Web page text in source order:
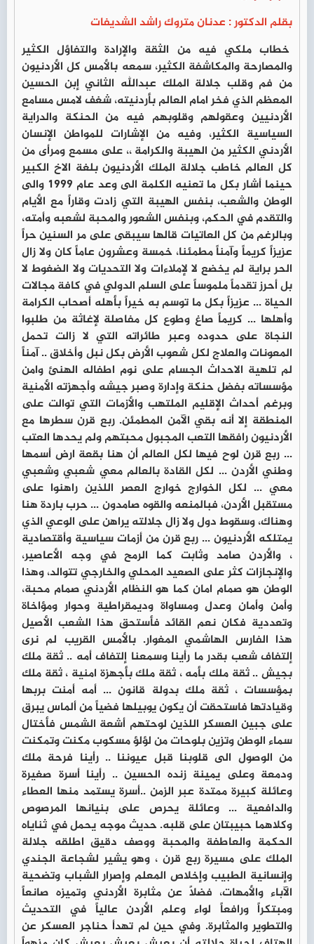
بقلم الدكتور : عدنان متروك راشد الشديفات
خطاب ملكي فيه من الثقة والإرادة والتفاؤل الكثير
والمصارحة والمكاشفة الكثير، سمعه بالأمس كل الأردنيون
من فم وقلب جلالة الملك عبدالله الثاني إبن الحسين
المعظم الذي فخر امام العالم بأردنيته، شغف لامس مسامع
الأردنيين وعقولهم وقلوبهم فيه من الحنكة والدراية
السياسية الكثير، وفيه من الإشارات للمواطن الإنسان
الأردني الكثير من الهيبة والكرامة ،، على مسمع ومرأى من
كل العالم خاطب جلالة الملك الأردنيون بلغة الاخ الكبير
حينما أشار بكل ما تعنيه الكلمة الى وعد عام 1999 والى
الوطن والشعب، بنفس الهيبة التي زادت وقاراً مع الأيام
والتقدم في الحكم، وبنفس الشعور والمحبة لشعبه وأمته،
وبالرغم من كل العاتيات قالها سيبقى على مر السنين حراً
عزيزاً كريماً وآمناً مطمئنا، خمسة وعشرون عاماً كان ولا زال
الحر براية لم يخضع لا لإملاءات ولا التحديات ولا الضغوط لا
بل أحرز تقدماً ملموساً على السلم الدولي في كافة مجالات
الحياة ... عزيزاً بكل ما توسم به خيراً بأهله أصحاب الكرامة
وأهلها ... كريماً صاغ وطوع كل مفاصلة لإغاثة من طلبوا
النجاة على حدوده وعبر طائراته التي لا زالت تحمل
المعونات والعلاج لكل شعوب الأرض بكل نبل وأخلاق .. آمناً
لم تلهية الاحداث الجسام على نوم اطفاله الهنئ وامن
مؤسساته بفضل حنكة وإدارة وصبر جيشه وأجهزته الأمنية
وبرغم أحداث الإقليم الملتهب والأزمات التي توالت على
المنطقة إلا أنه بقي الآمن المطمئن. ربع قرن سطرها مع
الأردنيون رافقها التعب المجبول محبتهم ولم يحدها العتب
... ربع قرن لوح فيها لكل العالم أن هنا بقعة ارض أسمها
وطني الأردن ... لكل القادة بالعالم معي شعبي وشعبي
معي ... لكل الخوارج خوارج العصر اللذين راهنوا على
مستقبل الأردن، فبالمنعه والقوه صامدون ... حرب باردة هنا
وهناك، وسقوط دول ولا زال جلالته يراهن على الوعي الذي
يمتلكه الأردنيون ... ربع قرن من أزمات سياسية وأقتصادية
، والأردن صامد وثابت كما الرمح في وجه الأعاصير،
والإنجازات كثر على الصعيد المحلي والخارجي تتوالد، وهذا
الوطن هو صمام امان كما هو النظام الأردني صمام محبة،
وأمن وأمان وعدل ومساواة وديمقراطية وحوار ومؤاخاة
وتعددية فكان نعم القائد فأستحق هذا الشعب الأصيل
هذا الفارس الهاشمي المغوار. بالأمس القريب لم نرى
إلتفاف شعب بقدر ما رأينا وسمعنا إلتفاف أمه .. ثقة ملك
بجيش .. ثقة ملك بأمه ، ثقة ملك بأجهزة امنية ، ثقة ملك
بمؤسسات ، ثقة ملك بدولة قانون ... أمه أمنت بربها
وقيادتها فاستحقت أن يكون يوبيلها فضياً من ألماس يبرق
على جبين العسكر اللذين لوحتهم أشعة الشمس فأختال
سماء الوطن وتزين بلوحات من لؤلؤ مسكوب مكنت وتمكنت
من الوصول الى قلوبنا قبل عيوننا .. رأينا فرحة ملك
ودمعة وعلى يمينة زنده الحسين .. رأينا أسرة صغيرة
وعائلة كبيرة ممتدة عبر الزمن ..أسرة يستمد منها العطاء
والدافعية ... وعائلة يحرص على بنيانها المرصوص
وكلاهما حبيبتان على قلبه. حديث موجه يحمل في ثناياه
الحكمة والعاطفة والمحبة ووصف دقيق اطلقه جلالة
الملك على مسيرة ربع قرن ، وهو يشير لشجاعة الجندي
وإنسانية الطبيب وإخلاص المعلم وإصرار الشباب وتضحية
الآباء والأمهات، فضلاً عن مثابرة الأردني وتميزه صانعاً
ومبتكراً ورافعاً لواء وعلم الأردن عالياً في التحديث
والتطوير والمثابرة. وفي حين لم تهدأ حناجر العسكر عن